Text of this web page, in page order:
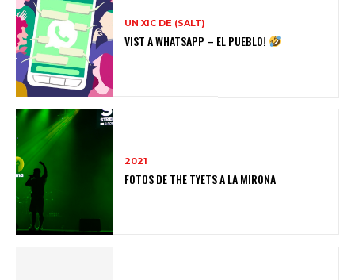
UN XIC DE (SALT)
VIST A WHATSAPP – EL PUEBLO!
2021
FOTOS DE THE TYETS A LA MIRONA